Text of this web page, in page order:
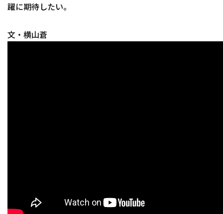
躍に期待したい。
文・横山蒼